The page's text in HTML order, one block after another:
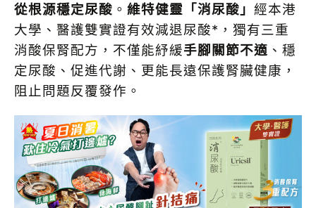
從根源穩定尿酸 。 維特健靈「消尿酸」 經本港
大學、醫護雙實證有效減退尿酸*，獨有三重
消酸保腎配方，不僅能紓緩手腳關節不適 、穩
定尿酸、促進代謝、更能長遠保護腎臟健康，
阻止問題反覆發作。